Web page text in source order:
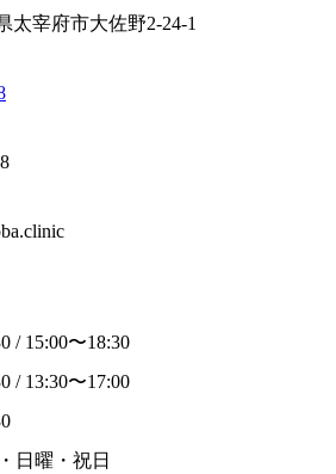
太宰府市大佐野2-24-1
/ 15:00〜18:30
/ 13:30〜17:00
日曜・祝日